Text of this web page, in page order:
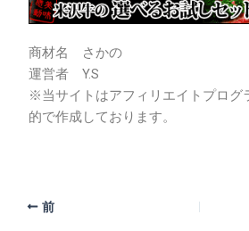
商材名 さかの
運営者 Y.S
※当サイトはアフィリエイトプログ
的で作成しております。
前